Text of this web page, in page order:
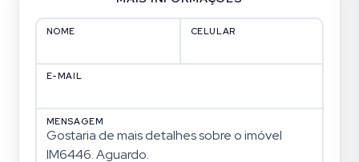
NOME CELULAR
E-MAIL
MENSAGEM